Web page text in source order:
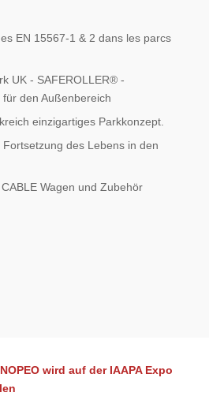
EN 15567-1 & 2 dans les parcs
UK - SAFEROLLER® -
den Außenbereich
einzigartiges Parkkonzept.
des Lebens in den
Wagen und Zubehör
wird auf der IAAPA Expo